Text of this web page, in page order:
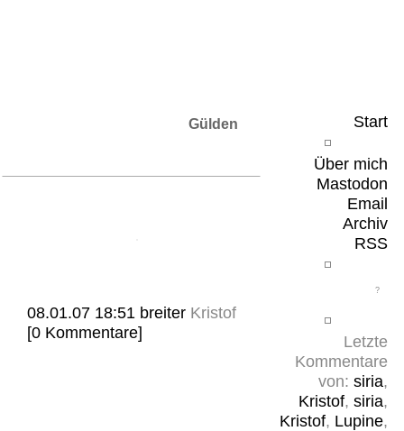
Start
Über mich
Mastodon
Email
Archiv
RSS
Letzte
Kommentare
von: siria,
Kristof, siria,
Kristof, Lupine,
Gülden
08.01.07 18:51 breiter Kristof
[0 Kommentare]